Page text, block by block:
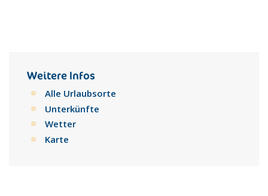
Weitere Infos
Alle Urlaubsorte
Unterkünfte
Wetter
Karte